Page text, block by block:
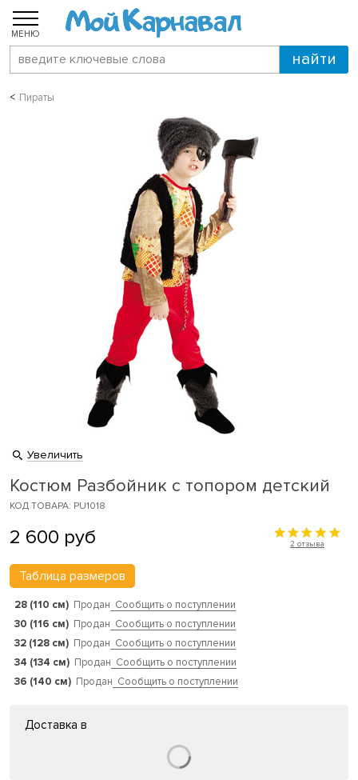
МЕНЮ
Пираты
Увеличить
Костюм Разбойник с топором детский
КОД ТОВАРА: PU1018
2 600 руб 2 отзыва
Таблица размеров
28 (110 см) Продан Сообщить о поступлении
30 (116 см) Продан Сообщить о поступлении
32 (128 см) Продан Сообщить о поступлении
34 (134 см) Продан Сообщить о поступлении
36 (140 см) Продан Сообщить о поступлении
Доставка в